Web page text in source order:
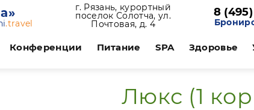
.travel
г. Рязань, курортный
поселок Солотча, ул.
Почтовая, д. 4
8 (495)
Конференции Питание SPA Здоровье
Люкс (1